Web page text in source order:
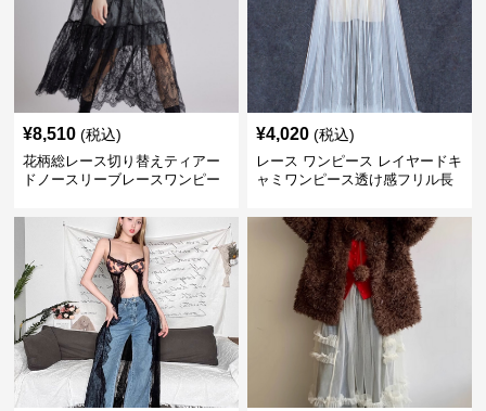
¥8,510 (税込)
花柄総レース切り替えティアー
ドノースリーブレースワンピー
¥4,020 (税込)
レース ワンピース レイヤードキ
ャミワンピース透け感フリル長